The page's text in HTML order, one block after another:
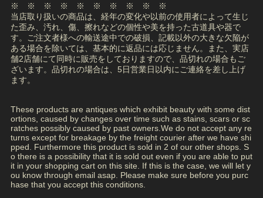
※ ※ ※ ※ ※ ※ ※ ※ ※ ※
当店取り扱いの商品は、経年の変化や以前の使用者によって生じ
た歪み、汚れ、傷、擦れなどの個性や美を持った古道具や器で
す。ご注文者様への輸送途中での破損、記載以外の大きな欠陥が
ある場合を除いては、基本的に返品には応じません。また、実店
舗2店舗にて同時に販売をしておりますので、品切れの場合もご
ざいます。品切れの場合は、5日営業日以内にご連絡を差し上げ
ます。
These products are antiques which exhibit beauty with some dist
ortions, caused by changes over time such as stains, scars or sc
ratches possibly caused by past owners.We do not accept any re
turns except for breakage by the freight courier after we have shi
pped. Furthermore this product is sold in 2 of our other shops. S
o there is a possibility that it is sold out even if you are able to put
it in your shopping cart on this site. If this is the case, we will let y
ou know through email asap. Please make sure before you purc
hase that you accept this conditions.